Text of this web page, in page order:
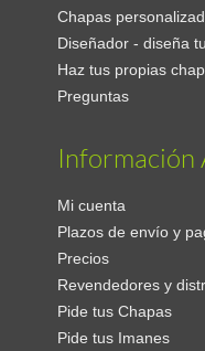
Chapas
Diseñador - diseña
Haz tus propias
Preguntas
Información
Mi cuenta
Plazos de envío y
Precios
Revendedores y
Pide tus Chapas
Pide tus Imanes